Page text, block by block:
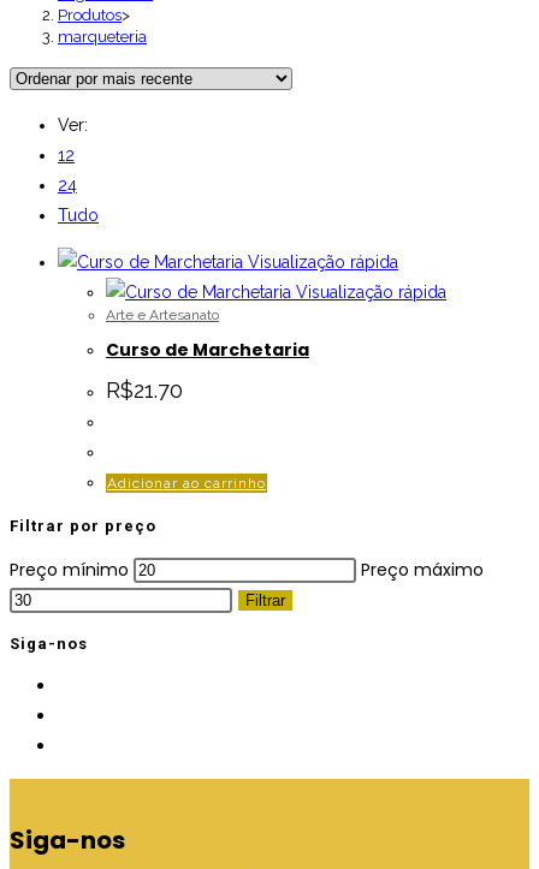
Produtos>
marqueteria
Ver:
12
24
Tudo
Visualização rápida
Visualização rápida
Arte e Artesanato
Curso de Marchetaria
R$21.70
Adicionar ao carrinho
Filtrar por preço
Preço mínimo Preço máximo
Filtrar
Siga-nos
Siga-nos